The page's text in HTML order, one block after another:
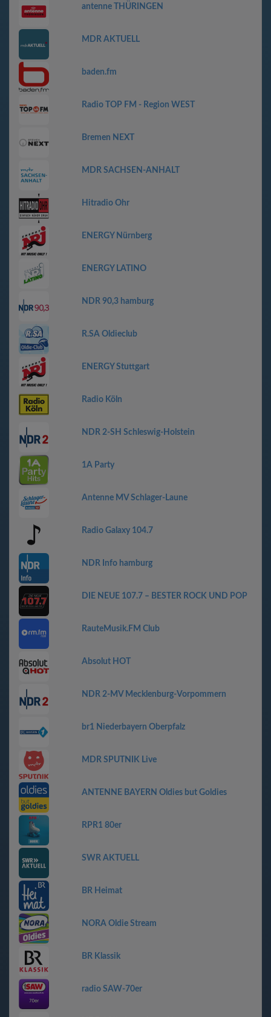
antenne THÜRINGEN
MDR AKTUELL
baden.fm
Radio TOP FM - Region WEST
Bremen NEXT
MDR SACHSEN-ANHALT
Hitradio Ohr
ENERGY Nürnberg
ENERGY LATINO
NDR 90,3 hamburg
R.SA Oldieclub
ENERGY Stuttgart
Radio Köln
NDR 2-SH Schleswig-Holstein
1A Party
Antenne MV Schlager-Laune
Radio Galaxy 104.7
NDR Info hamburg
DIE NEUE 107.7 – BESTER ROCK UND POP
RauteMusik.FM Club
Absolut HOT
NDR 2-MV Mecklenburg-Vorpommern
br1 Niederbayern Oberpfalz
MDR SPUTNIK Live
ANTENNE BAYERN Oldies but Goldies
RPR1 80er
SWR AKTUELL
BR Heimat
NORA Oldie Stream
BR Klassik
radio SAW-70er